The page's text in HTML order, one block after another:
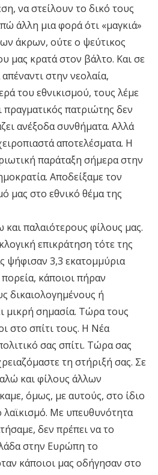
να στείλουν το δικό τους
άλλη μια φορά ότι «μαγκιά»
άκρων, ούτε ο ψεύτικος
μας κρατά στον βάλτο. Και σε
στην νεολαία,
του εθνικισμού, τους λέμε
πραγματικός πατριώτης δεν
ανέξοδα συνθήματα. Αλλά
αποτελέσματα. Η
παράταξη σήμερα στην
Αποδείξαμε τον
μας στο εθνικό θέμα της
παλαιότερους φίλους μας.
επικράτηση τότε της
ψήφισαν 3,3 εκατομμύρια
κάποιοι πήραν
δικαιολογημένους ή
μικρή σημασία. Τώρα τους
στο σπίτι τους. Η Νέα
σας σπίτι. Τώρα σας
τη στήριξή σας. Σε
και φίλους άλλων
όμως, με αυτούς, στο ίδιο
λαϊκισμό. Με υπευθυνότητα
δεν πρέπει να το
στην Ευρώπη το
κάποιοι μας οδήγησαν στο